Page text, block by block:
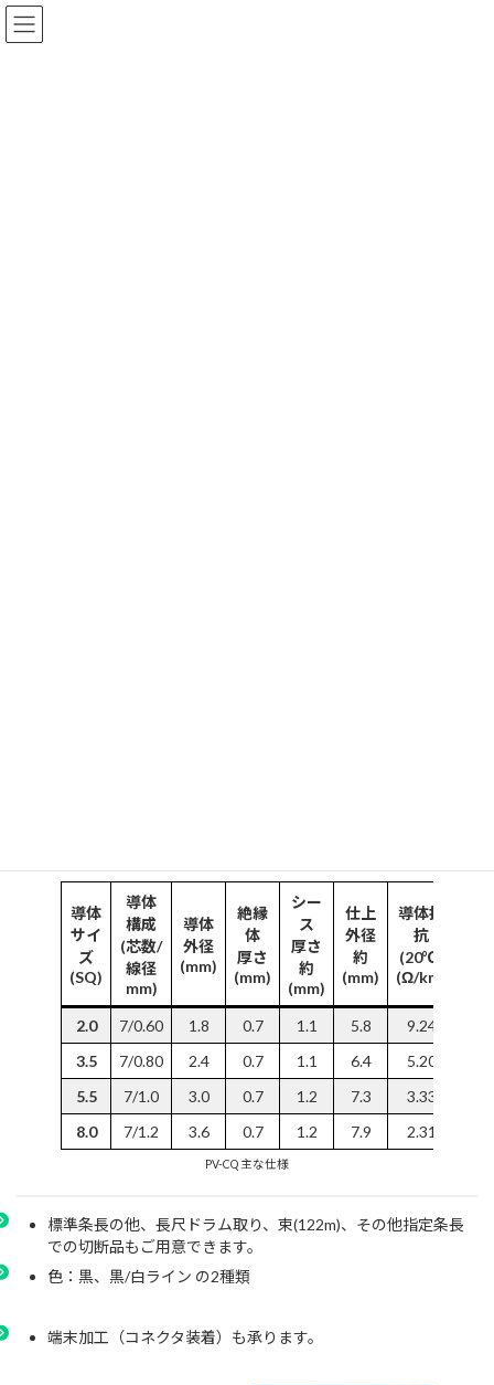
コ
ン
ナ
ビ
導体
サイ
ズ
(SQ)
導体
構成
(芯数/
線径
mm)
導体
外径
(mm)
絶縁
体
厚さ
(mm)
シー
ス
厚さ
約
(mm)
仕上
外径
約
(mm)
導体抵
抗
(20℃)
(Ω/km)
2.0 7/0.60 1.8 0.7 1.1 5.8 9.24
3.5
7/0.80 2.4 0.7 1.1 6.4 5.20
5.5
7/1.0 3.0 0.7 1.2 7.3 3.33
8.0
7/1.2 3.6 0.7 1.2 7.9 2.31
PV-CQ 主な仕様
標準条長の他、長尺ドラム取り、束(122m)、その他指定条長
での切断品もご用意できます。
色：黒、黒/白ライン の2種類
端末加工（コネクタ装着）も承ります。